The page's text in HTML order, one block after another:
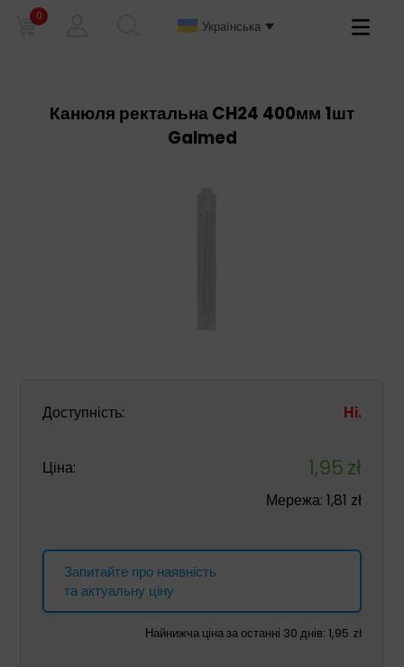
0
Українська
Primary
Канюля ректальна CH24 400мм 1шт
Galmed
Доступність: Ні.
Ціна: 1,95zł
Мережа: 1,81 zł
Запитайте про наявність
та актуальну ціну
Найнижча ціна за останні 30 днів: 1,95 zł